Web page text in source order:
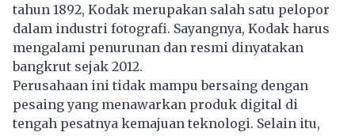
tahun 1892, Kodak merupakan salah satu pelopor
dalam industri fotografi. Sayangnya, Kodak harus
mengalami penurunan dan resmi dinyatakan
bangkrut sejak 2012.
Perusahaan ini tidak mampu bersaing dengan
pesaing yang menawarkan produk digital di
tengah pesatnya kemajuan teknologi. Selain itu,